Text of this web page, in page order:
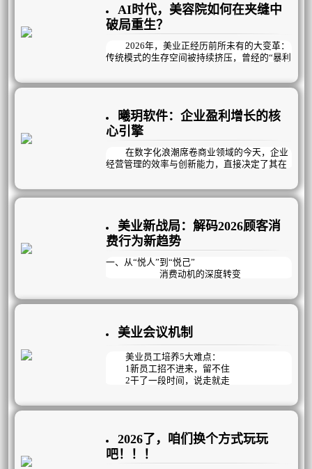
几个方面：
AI时代，美容院如何在夹缝中
破局重生？
2026年，美业正经历前所未有的大变革：
传统模式的生存空间被持续挤压，曾经的“暴利
现实。美容院老板们陷入了越努力越焦虑的怪
项目，结果是“做活动有业绩，不做活动没业
绩”；陷入恶性循环。
与此同时，人员不稳定成为悬在门店头上
的达摩克利斯之剑：老员工资历深但动力不
难，每天在背专业、练手法、赶学习的高压下
疲惫不堪，稍有风吹草动就选择离开。而最直
持续下滑，到店后也多是“躺平式消费”，流失
率逐年攀升，复购率跌入谷底，利润率一路向
下，门店经营举步维艰。
曦玥软件：企业盈利增长的核
心引擎
在数字化浪潮席卷商业领域的今天，企业
经营管理的效率与创新能力，直接决定了其在
曦玥扁平化流程管理，作为专注企业经营
决方案、私人定制的盈利模式与高效落地的执
行体系，成为众多企业实现业绩突破、管理升
级的核心伙伴。
美业新战局：解码2026顾客消
费行为新趋势
一、从“悦人”到“悦己”
消费动机的深度转变
在2026年的美业市场，消费者的核心动机
外界的审美眼光，获得他人的认可。但如今，
“变美能够让自己更快乐”成为约一半用户选择
医美的核心原因。这种消费观念的转变，使得
美业需求在经济波动中展现出较强的韧性。
美业会议机制
美业员工培养5大难点：
1新员工招不进来，留不住
2干了一段时间，说走就走
4私欲当先，不为企业考虑
只看结果的KPI管理方式已过时，美业更
适合以目标为导向，精确到每天完成情况的OK
R管理模式，它既能明确目标，又注重过程与
2026了，咱们换个方式玩玩
吧！！！